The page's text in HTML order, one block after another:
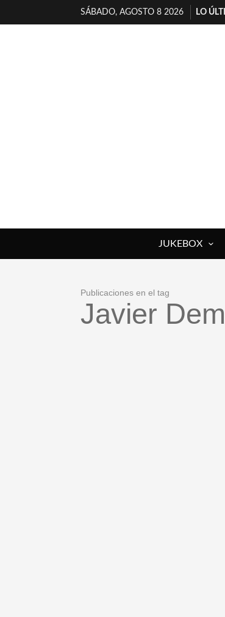
SÁBADO, AGOSTO 8 2026
LO
JUKEBOX
Publicaciones en el tag
Javier